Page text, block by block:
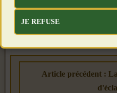
Article précédent :
JE REFUSE